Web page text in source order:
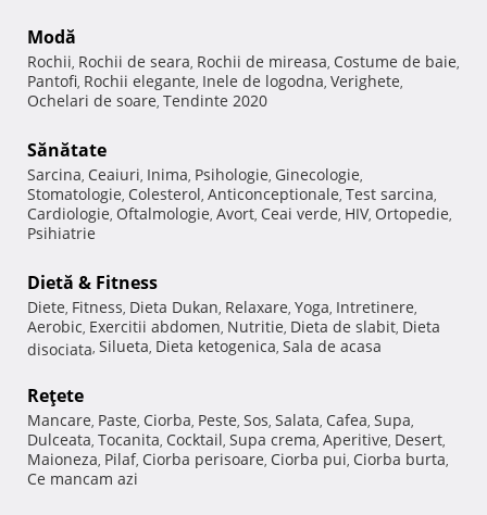
Modă
Rochii, Rochii de seara, Rochii de mireasa, Costume de baie,
Pantofi, Rochii elegante, Inele de logodna, Verighete,
Ochelari de soare, Tendinte 2020
Sănătate
Sarcina, Ceaiuri, Inima, Psihologie, Ginecologie,
Stomatologie, Colesterol, Anticonceptionale, Test sarcina,
Cardiologie, Oftalmologie, Avort, Ceai verde, HIV, Ortopedie,
Psihiatrie
Dietă & Fitness
Diete, Fitness, Dieta Dukan, Relaxare, Yoga, Intretinere,
Aerobic, Exercitii abdomen, Nutritie, Dieta de slabit, Dieta
disociata, Silueta, Dieta ketogenica, Sala de acasa
Reţete
Mancare, Paste, Ciorba, Peste, Sos, Salata, Cafea, Supa,
Dulceata, Tocanita, Cocktail, Supa crema, Aperitive, Desert,
Maioneza, Pilaf, Ciorba perisoare, Ciorba pui, Ciorba burta,
Ce mancam azi